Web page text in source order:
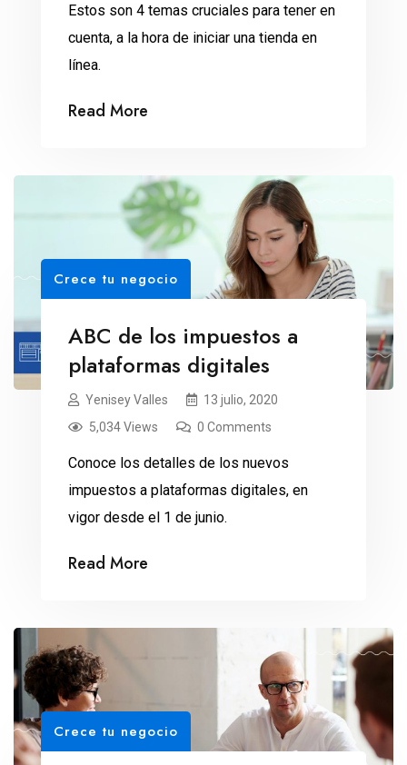
Estos son 4 temas cruciales para tener en
cuenta, a la hora de iniciar una tienda en
línea.
Read More
Crece tu negocio
ABC de los impuestos a
plataformas digitales
Yenisey Valles
13 julio, 2020
5,034 Views
0 Comments
Conoce los detalles de los nuevos
impuestos a plataformas digitales, en
vigor desde el 1 de junio.
Read More
Crece tu negocio